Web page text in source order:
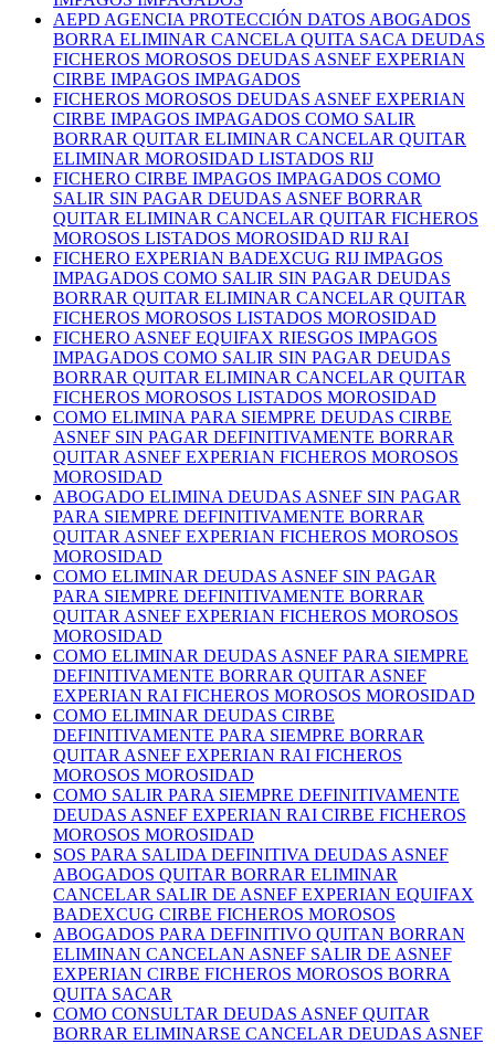
AEPD AGENCIA PROTECCIÓN DATOS ABOGADOS
BORRA ELIMINAR CANCELA QUITA SACA DEUDAS
FICHEROS MOROSOS DEUDAS ASNEF EXPERIAN
CIRBE IMPAGOS IMPAGADOS
FICHEROS MOROSOS DEUDAS ASNEF EXPERIAN
CIRBE IMPAGOS IMPAGADOS COMO SALIR
BORRAR QUITAR ELIMINAR CANCELAR QUITAR
ELIMINAR MOROSIDAD LISTADOS RIJ
FICHERO CIRBE IMPAGOS IMPAGADOS COMO
SALIR SIN PAGAR DEUDAS ASNEF BORRAR
QUITAR ELIMINAR CANCELAR QUITAR FICHEROS
MOROSOS LISTADOS MOROSIDAD RIJ RAI
FICHERO EXPERIAN BADEXCUG RIJ IMPAGOS
IMPAGADOS COMO SALIR SIN PAGAR DEUDAS
BORRAR QUITAR ELIMINAR CANCELAR QUITAR
FICHEROS MOROSOS LISTADOS MOROSIDAD
FICHERO ASNEF EQUIFAX RIESGOS IMPAGOS
IMPAGADOS COMO SALIR SIN PAGAR DEUDAS
BORRAR QUITAR ELIMINAR CANCELAR QUITAR
FICHEROS MOROSOS LISTADOS MOROSIDAD
COMO ELIMINA PARA SIEMPRE DEUDAS CIRBE
ASNEF SIN PAGAR DEFINITIVAMENTE BORRAR
QUITAR ASNEF EXPERIAN FICHEROS MOROSOS
MOROSIDAD
ABOGADO ELIMINA DEUDAS ASNEF SIN PAGAR
PARA SIEMPRE DEFINITIVAMENTE BORRAR
QUITAR ASNEF EXPERIAN FICHEROS MOROSOS
MOROSIDAD
COMO ELIMINAR DEUDAS ASNEF SIN PAGAR
PARA SIEMPRE DEFINITIVAMENTE BORRAR
QUITAR ASNEF EXPERIAN FICHEROS MOROSOS
MOROSIDAD
COMO ELIMINAR DEUDAS ASNEF PARA SIEMPRE
DEFINITIVAMENTE BORRAR QUITAR ASNEF
EXPERIAN RAI FICHEROS MOROSOS MOROSIDAD
COMO ELIMINAR DEUDAS CIRBE
DEFINITIVAMENTE PARA SIEMPRE BORRAR
QUITAR ASNEF EXPERIAN RAI FICHEROS
MOROSOS MOROSIDAD
COMO SALIR PARA SIEMPRE DEFINITIVAMENTE
DEUDAS ASNEF EXPERIAN RAI CIRBE FICHEROS
MOROSOS MOROSIDAD
SOS PARA SALIDA DEFINITIVA DEUDAS ASNEF
ABOGADOS QUITAR BORRAR ELIMINAR
CANCELAR SALIR DE ASNEF EXPERIAN EQUIFAX
BADEXCUG CIRBE FICHEROS MOROSOS
ABOGADOS PARA DEFINITIVO QUITAN BORRAN
ELIMINAN CANCELAN ASNEF SALIR DE ASNEF
EXPERIAN CIRBE FICHEROS MOROSOS BORRA
QUITA SACAR
COMO CONSULTAR DEUDAS ASNEF QUITAR
BORRAR ELIMINARSE CANCELAR DEUDAS ASNEF